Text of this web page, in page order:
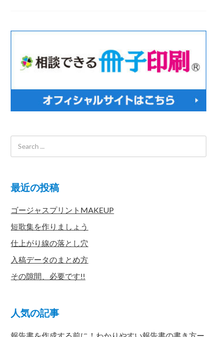
最近の投稿
ゴージャスプリントMAKEUP
短歌集を作りましょう
仕上がり線の落とし穴
入稿データのまとめ方
その隙間、必要です!!
人気の記事
報告書を作成する前に！わかりやすい報告書の書き方ー